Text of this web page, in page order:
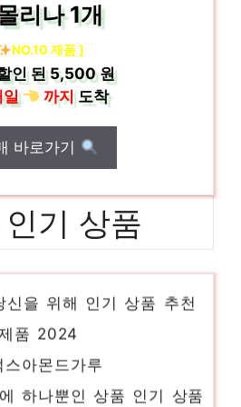
리나 1개
NO.10 제품 ]
인 된5,500 원
일
까지도착
바로가기
기 상품